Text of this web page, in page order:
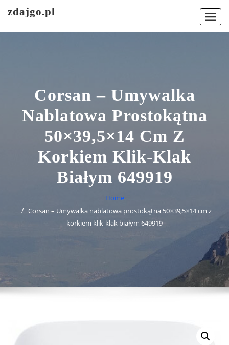
zdajgo.pl
Corsan – Umywalka
Nablatowa Prostokątna
50×39,5×14 Cm Z
Korkiem Klik-Klak
Białym 649919
Home
Corsan – Umywalka nablatowa prostokątna 50×39,5×14 cm z
korkiem klik-klak białym 649919